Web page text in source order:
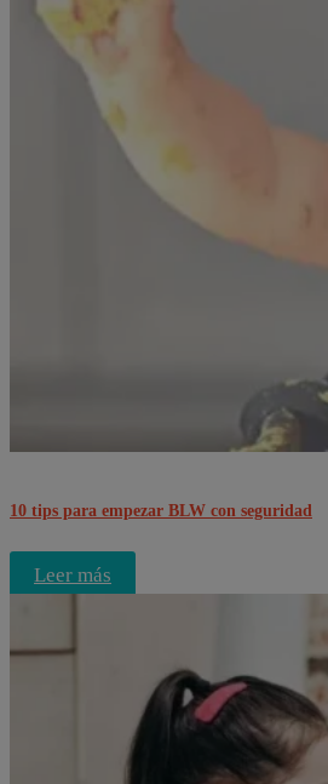
10 tips para empezar BLW con seguridad
Leer más